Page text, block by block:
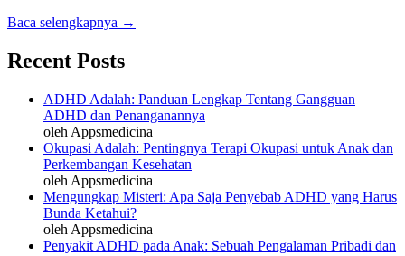
Baca selengkapnya →
Recent Posts
ADHD Adalah: Panduan Lengkap Tentang Gangguan
ADHD dan Penanganannya
oleh Appsmedicina
Okupasi Adalah: Pentingnya Terapi Okupasi untuk Anak dan
Perkembangan Kesehatan
oleh Appsmedicina
Mengungkap Misteri: Apa Saja Penyebab ADHD yang Harus
Bunda Ketahui?
oleh Appsmedicina
Penyakit ADHD pada Anak: Sebuah Pengalaman Pribadi dan